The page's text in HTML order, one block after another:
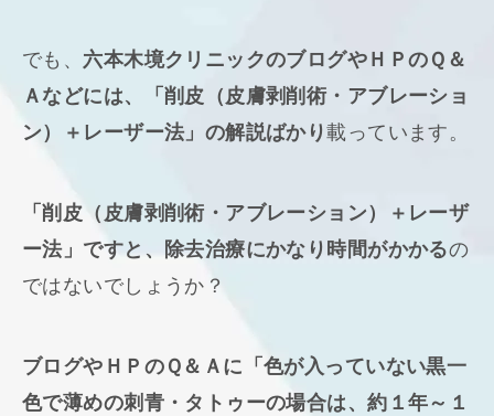
でも、 六本木境クリニックのブログやＨＰのＱ＆
Ａなどには、「削皮（皮膚剥削術・アブレーショ
ン）＋レーザー法」の解説ばかり載っています。
「削皮（皮膚剥削術・アブレーション）＋レーザ
ー法」ですと、除去治療にかなり時間がかかるの
ではないでしょうか？
ブログやＨＰのＱ＆Ａに「色が入っていない黒一
色で薄めの刺青・タトゥーの場合は、約１年～１